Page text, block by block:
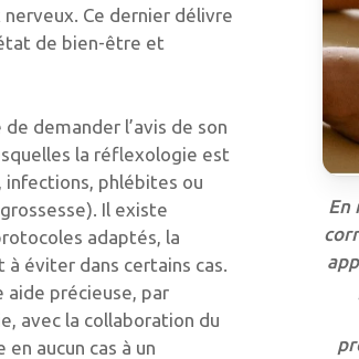
Ce dernier délivre
de bien-être et
demander l’avis de son
la réflexologie est
infections, phlébites ou
Il existe
adaptés, la
éviter dans certains cas.
aide précieuse, par
avec la collaboration du
aucun cas à un
En